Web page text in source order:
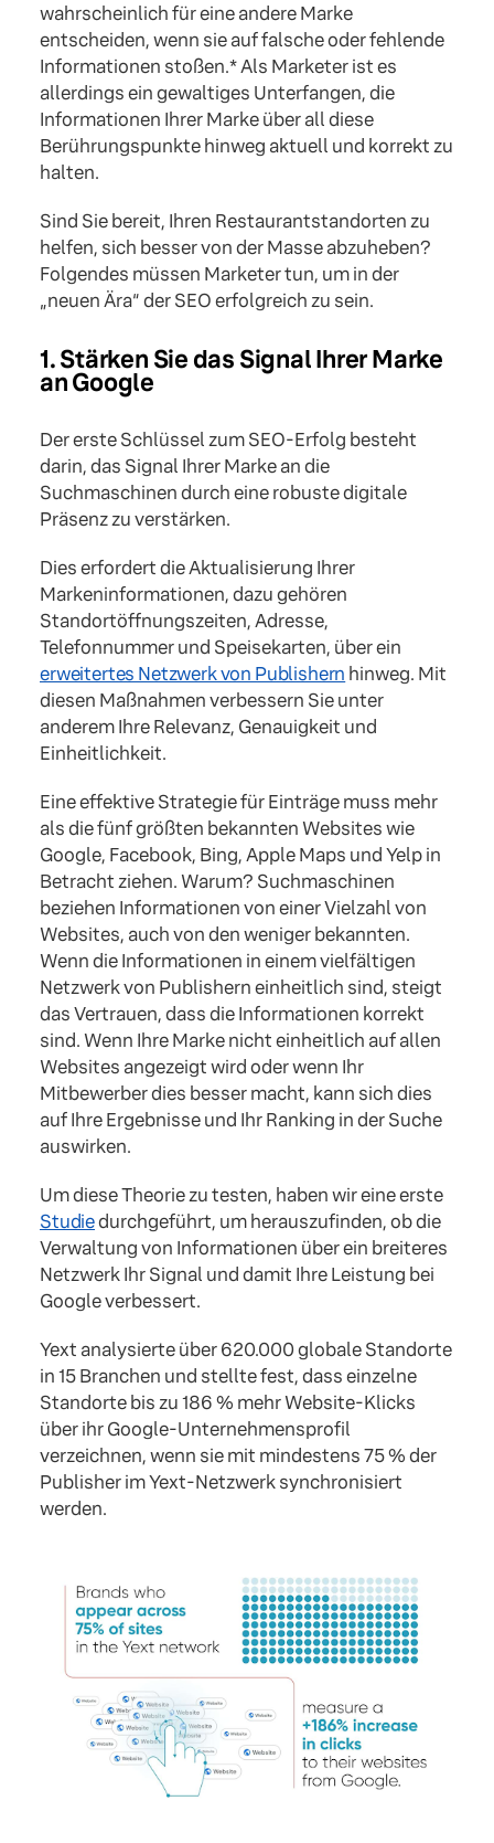
wahrscheinlich für eine andere Marke
entscheiden, wenn sie auf falsche oder fehlende
Informationen stoßen.* Als Marketer ist es
allerdings ein gewaltiges Unterfangen, die
Informationen Ihrer Marke über all diese
Berührungspunkte hinweg aktuell und korrekt zu
halten.
Sind Sie bereit, Ihren Restaurantstandorten zu
helfen, sich besser von der Masse abzuheben?
Folgendes müssen Marketer tun, um in der
„neuen Ära“ der SEO erfolgreich zu sein.
1. Stärken Sie das Signal Ihrer Marke
an Google
Der erste Schlüssel zum SEO-Erfolg besteht
darin, das Signal Ihrer Marke an die
Suchmaschinen durch eine robuste digitale
Präsenz zu verstärken.
Dies erfordert die Aktualisierung Ihrer
Markeninformationen, dazu gehören
Standortöffnungszeiten, Adresse,
Telefonnummer und Speisekarten, über ein
erweitertes Netzwerk von Publishern hinweg. Mit
diesen Maßnahmen verbessern Sie unter
anderem Ihre Relevanz, Genauigkeit und
Einheitlichkeit.
Eine effektive Strategie für Einträge muss mehr
als die fünf größten bekannten Websites wie
Google, Facebook, Bing, Apple Maps und Yelp in
Betracht ziehen. Warum? Suchmaschinen
beziehen Informationen von einer Vielzahl von
Websites, auch von den weniger bekannten.
Wenn die Informationen in einem vielfältigen
Netzwerk von Publishern einheitlich sind, steigt
das Vertrauen, dass die Informationen korrekt
sind. Wenn Ihre Marke nicht einheitlich auf allen
Websites angezeigt wird oder wenn Ihr
Mitbewerber dies besser macht, kann sich dies
auf Ihre Ergebnisse und Ihr Ranking in der Suche
auswirken.
Um diese Theorie zu testen, haben wir eine erste
Studiedurchgeführt, um herauszufinden, ob die
Verwaltung von Informationen über ein breiteres
Netzwerk Ihr Signal und damit Ihre Leistung bei
Google verbessert.
Yext analysierte über 620.000 globale Standorte
in 15 Branchen und stellte fest, dass einzelne
Standorte bis zu 186 % mehr Website-Klicks
über ihr Google-Unternehmensprofil
verzeichnen, wenn sie mit mindestens 75 % der
Publisher im Yext-Netzwerk synchronisiert
werden.